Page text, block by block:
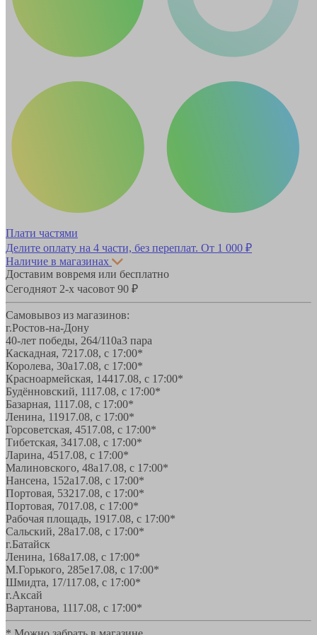
Плати частями
Делите оплату на 4 части, без переплат. От 1 000 ₽
Наличие в магазинах
Доставим вовремя или бесплатно
Сегодняот 2-х часовот 90 ₽
Самовывоз из магазинов:
г.Ростов-на-Дону
40-лет победы, 264/110а3 пара
Каскадная, 7217.08, с 17:00*
Королева, 30а17.08, с 17:00*
Красноармейская, 14417.08, с 17:00*
Будённовский, 1117.08, с 17:00*
Базарная, 1117.08, с 17:00*
Ленина, 11917.08, с 17:00*
Горсоветская, 4517.08, с 17:00*
Тибетская, 3417.08, с 17:00*
Ларина, 4517.08, с 17:00*
Малиновского, 48а17.08, с 17:00*
Нансена, 152а17.08, с 17:00*
Портовая, 53217.08, с 17:00*
Портовая, 7017.08, с 17:00*
Рабочая площадь, 1917.08, с 17:00*
Сальский, 28a17.08, с 17:00*
г.Батайск
Ленина, 168а17.08, с 17:00*
М.Горького, 285е17.08, с 17:00*
Шмидта, 17/117.08, с 17:00*
г.Аксай
Вартанова, 1117.08, с 17:00*